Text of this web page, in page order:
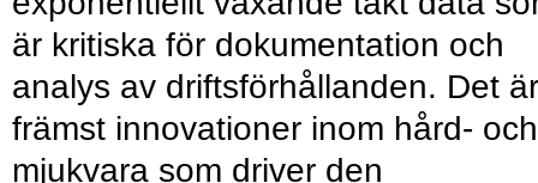
är kritiska för dokumentation och
analys av driftsförhållanden. Det är
främst innovationer inom hård- och
mjukvara som driver den